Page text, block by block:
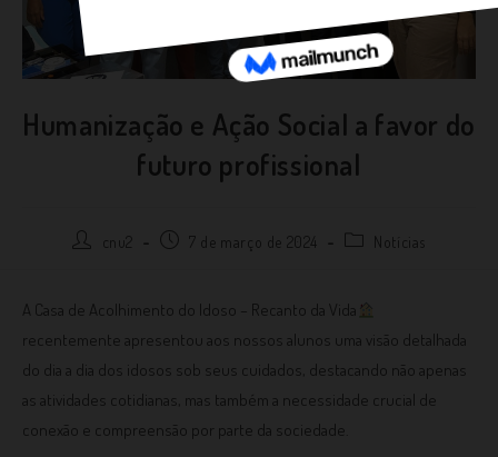
Humanização e Ação Social a favor do
futuro profissional
cnu2 7 de março de 2024 Notícias
A Casa de Acolhimento do Idoso – Recanto da Vida
recentemente apresentou aos nossos alunos uma visão detalhada
do dia a dia dos idosos sob seus cuidados, destacando não apenas
as atividades cotidianas, mas também a necessidade crucial de
conexão e compreensão por parte da sociedade.